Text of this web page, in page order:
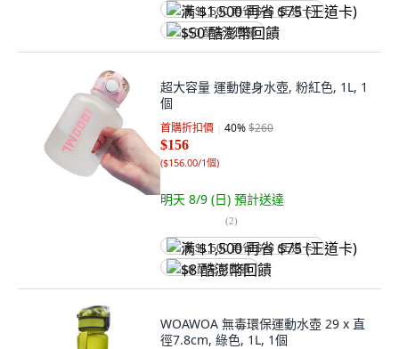
满 $1,500 再省 $75 (王道卡)
$50 酷澎幣回饋
超大容量 運動健身水壺, 粉紅色, 1L, 1
個
首購折扣價 40%$260
$156
($156.00/1個)
明天 8/9 (日) 預計送達
(2)
满 $1,500 再省 $75 (王道卡)
$8 酷澎幣回饋
WOAWOA 無毒環保運動水壺 29 x 直
徑7.8cm, 綠色, 1L, 1個